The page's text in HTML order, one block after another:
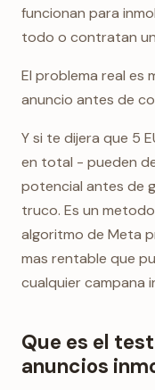
funcionan para
todo o contratan
El problema real es
anuncio antes de
Y si te dijera que 5
en total - pueden
potencial antes de
truco. Es un
algoritmo de Meta
mas rentable que
cualquier campana
Que es el
anuncios